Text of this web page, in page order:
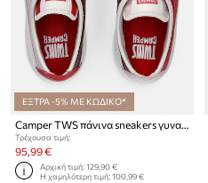
ΕΞΤΡΑ -5% ΜΕ ΚΩΔΙΚΟ*
Τρέχουσα τιμή:
95,99 €
Αρχική τιμή:129,90 €
Η χαμηλότερη τιμή:100,99 €